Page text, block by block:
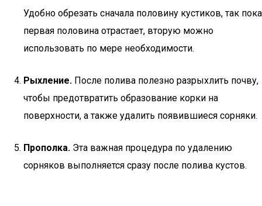
Удобно обрезать сначала половину кустиков, так пока
первая половина отрастает, вторую можно
использовать по мере необходимости.
Рыхление. После полива полезно разрыхлить почву,
чтобы предотвратить образование корки на
поверхности, а также удалить появившиеся сорняки.
Прополка. Эта важная процедура по удалению
сорняков выполняется сразу после полива кустов.